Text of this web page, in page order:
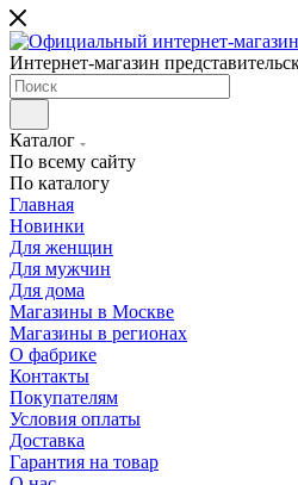
Интернет-магазин
Каталог
По всему сайту
По каталогу
Главная
Новинки
Для женщин
Для мужчин
Для дома
Магазины в Москве
Магазины в регионах
О фабрике
Контакты
Покупателям
Условия оплаты
Доставка
Гарантия на товар